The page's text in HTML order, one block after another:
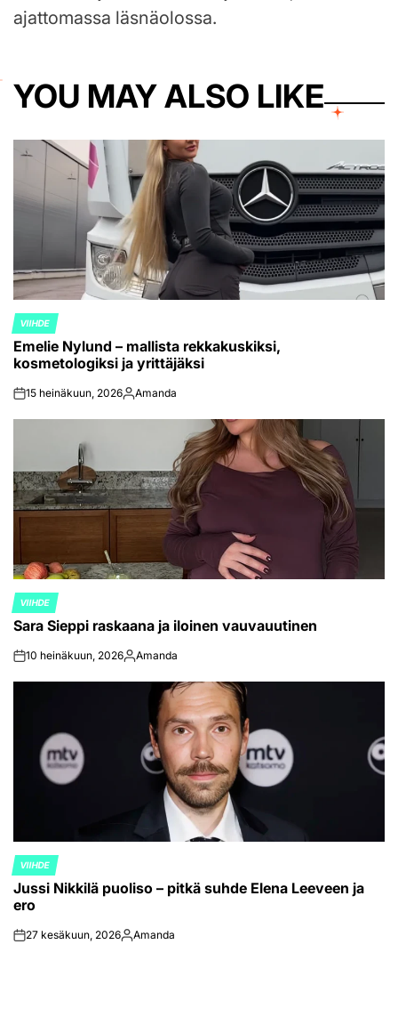
ajattomassa läsnäolossa.
YOU MAY ALSO LIKE
POSTED
IN
VIIHDE
Emelie Nylund – mallista rekkakuskiksi,
kosmetologiksi ja yrittäjäksi
on15 heinäkuun, 2026Posted
Amanda
POSTED
IN
VIIHDE
Sara Sieppi raskaana ja iloinen vauvauutinen
on10 heinäkuun, 2026Posted
Amanda
POSTED
IN
VIIHDE
Jussi Nikkilä puoliso – pitkä suhde Elena Leeveen ja
ero
on27 kesäkuun, 2026Posted
Amanda